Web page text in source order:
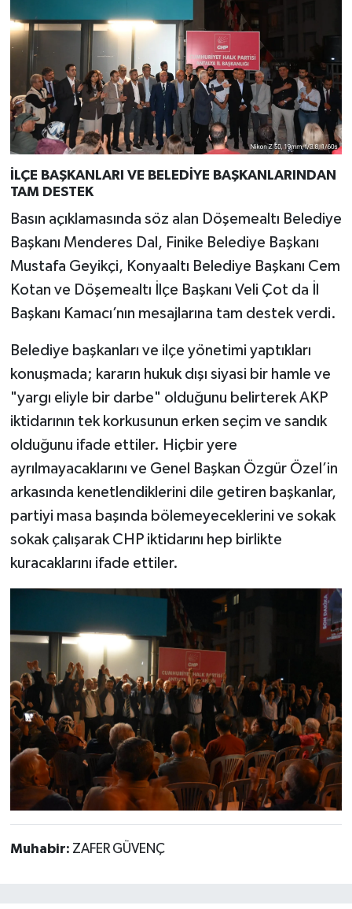
İLÇE BAŞKANLARI VE BELEDİYE BAŞKANLARINDAN
TAM DESTEK
Basın açıklamasında söz alan Döşemealtı Belediye
Başkanı Menderes Dal, Finike Belediye Başkanı
Mustafa Geyikçi, Konyaaltı Belediye Başkanı Cem
Kotan ve Döşemealtı İlçe Başkanı Veli Çot da İl
Başkanı Kamacı’nın mesajlarına tam destek verdi.
Belediye başkanları ve ilçe yönetimi yaptıkları
konuşmada; kararın hukuk dışı siyasi bir hamle ve
"yargı eliyle bir darbe" olduğunu belirterek AKP
iktidarının tek korkusunun erken seçim ve sandık
olduğunu ifade ettiler. Hiçbir yere
ayrılmayacaklarını ve Genel Başkan Özgür Özel’in
arkasında kenetlendiklerini dile getiren başkanlar,
partiyi masa başında bölemeyeceklerini ve sokak
sokak çalışarak CHP iktidarını hep birlikte
kuracaklarını ifade ettiler.
Muhabir: ZAFER GÜVENÇ